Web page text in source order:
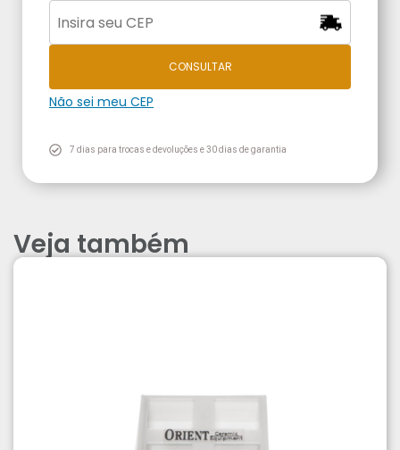
CONSULTAR
Não sei meu CEP
7 dias para trocas e devoluções e 30 dias de garantia
Veja também